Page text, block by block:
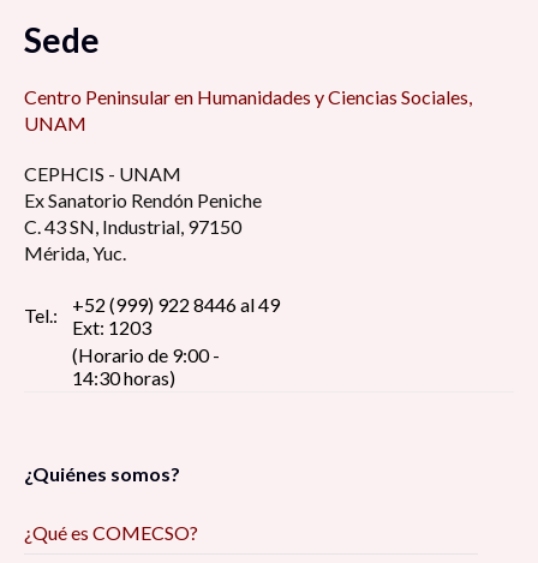
Sede
Centro Peninsular en Humanidades y Ciencias Sociales,
UNAM
CEPHCIS - UNAM
Ex Sanatorio Rendón Peniche
C. 43 SN, Industrial, 97150
Mérida, Yuc.
Tel.:
+52 (999) 922 8446 al 49
Ext: 1203
(Horario de 9:00 -
14:30 horas)
¿Quiénes somos?
¿Qué es COMECSO?